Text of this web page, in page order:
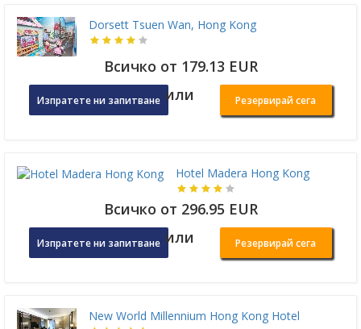
Dorsett Tsuen Wan, Hong Kong
Всичко от 179.13 EUR
Изпратете ни запитване или Резервирай сега
Hotel Madera Hong Kong
Всичко от 296.95 EUR
Изпратете ни запитване или Резервирай сега
New World Millennium Hong Kong Hotel